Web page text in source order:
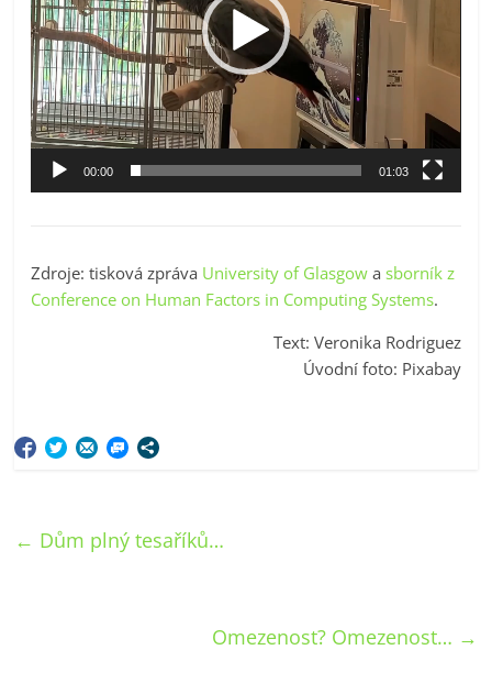
00:00 01:03
Zdroje: tisková zpráva University of Glasgow asborník z
Conference on Human Factors in Computing Systems.
Text: Veronika Rodriguez
Úvodní foto: Pixabay
← Dům plný tesaříků…
Omezenost? Omezenost… →